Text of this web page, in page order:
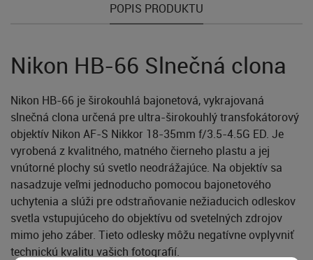
POPIS PRODUKTU
Nikon HB-66 Slnečná clona
Nikon HB-66 je širokouhlá bajonetová, vykrajovaná
slnečná clona určená pre ultra-širokouhlý transfokátorový
objektív Nikon AF-S Nikkor 18-35mm f/3.5-4.5G ED. Je
vyrobená z kvalitného, matného čierneho plastu a jej
vnútorné plochy sú svetlo neodrážajúce. Na objektív sa
nasadzuje veľmi jednoducho pomocou bajonetového
uchytenia a slúži pre odstraňovanie nežiaducich odleskov
svetla vstupujúceho do objektívu od svetelných zdrojov
mimo jeho záber. Tieto odlesky môžu negatívne ovplyvniť
technickú kvalitu vašich fotografií.